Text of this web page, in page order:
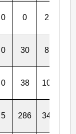
0 0 2
0 30 8
0 38 10
5 286 34